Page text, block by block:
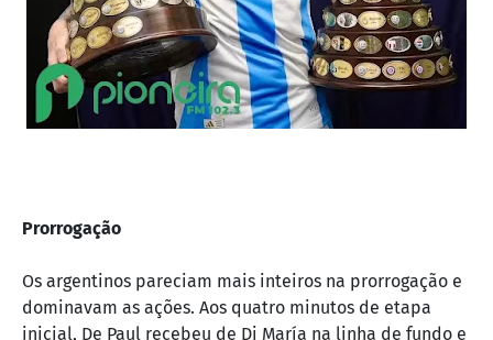
Prorrogação
Os argentinos pareciam mais inteiros na prorrogação e
dominavam as ações. Aos quatro minutos de etapa
inicial, De Paul recebeu de Di María na linha de fundo e